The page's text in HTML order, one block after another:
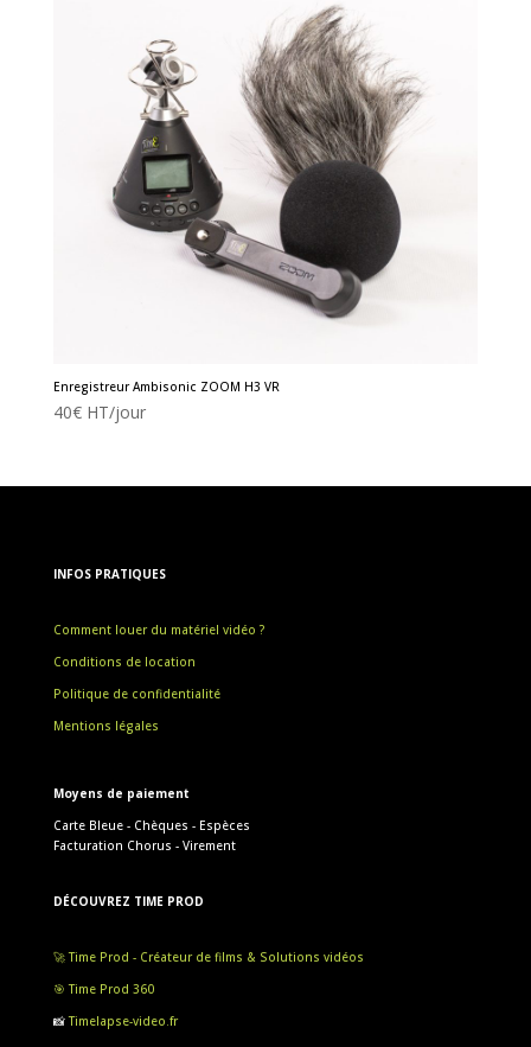
Enregistreur Ambisonic ZOOM H3 VR
40€HT/jour
INFOS PRATIQUES
Comment louer du matériel vidéo ?
Conditions de location
Politique de confidentialité
Mentions légales
Moyens de paiement
Carte Bleue - Chèques - Espèces
Facturation Chorus - Virement
DÉCOUVREZ TIME PROD
🚀 Time Prod - Créateur de films & Solutions vidéos
🎯 Time Prod 360
📸Timelapse-video.fr